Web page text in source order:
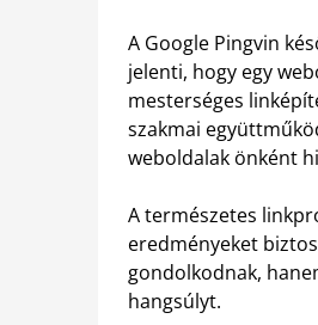
A Google Pingvin
jelenti, hogy egy
mesterséges
szakmai
weboldalak önként
A természetes
eredményeket
gondolkodnak,
hangsúlyt.